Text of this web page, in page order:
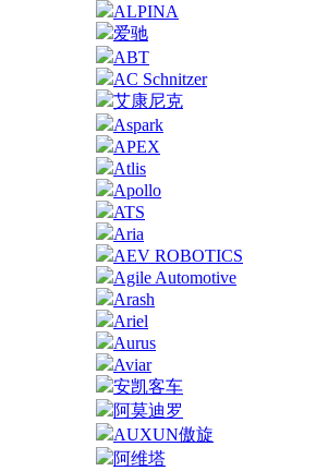
ALPINA
爱驰
ABT
AC Schnitzer
艾康尼克
Aspark
APEX
Atlis
Apollo
ATS
Aria
AEV ROBOTICS
Agile Automotive
Arash
Ariel
Aurus
Aviar
安凯客车
阿莫迪罗
AUXUN傲旋
阿维塔